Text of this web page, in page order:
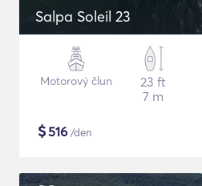
Salpa Soleil 23
Motorový člun
23 ft
7 m
$516 /den